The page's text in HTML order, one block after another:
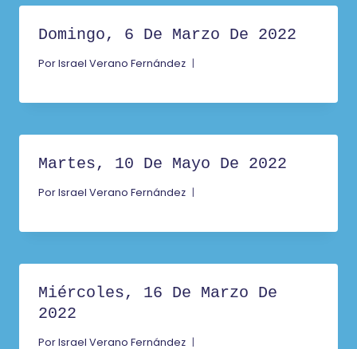
Domingo, 6 De Marzo De 2022
PorIsrael Verano Fernández
Martes, 10 De Mayo De 2022
PorIsrael Verano Fernández
Miércoles, 16 De Marzo De
2022
PorIsrael Verano Fernández